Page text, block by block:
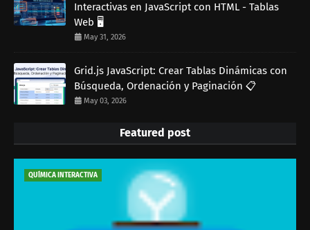
Interactivas en JavaScript con HTML - Tablas
Web 🖥️
May 31, 2026
Grid.js JavaScript: Crear Tablas Dinámicas con
Búsqueda, Ordenación y Paginación 📋
May 03, 2026
Featured post
QUÍMICA INTERACTIVA